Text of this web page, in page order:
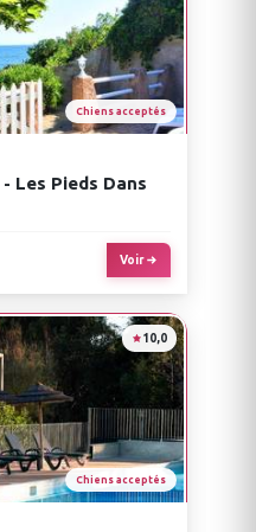
Chiens acceptés
Voir
10,0
Chiens acceptés